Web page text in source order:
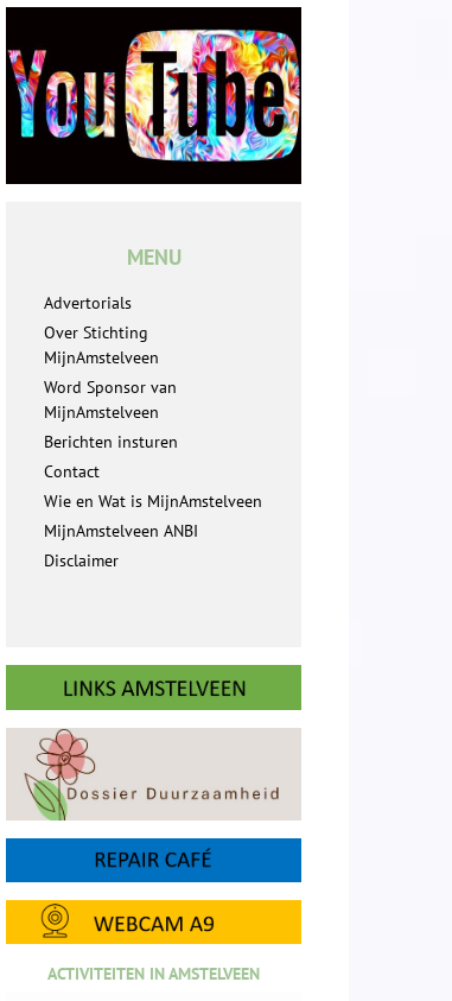
MENU
Advertorials
Over Stichting
MijnAmstelveen
Word Sponsor van
MijnAmstelveen
Berichten insturen
Contact
Wie en Wat is MijnAmstelveen
MijnAmstelveen ANBI
Disclaimer
ACTIVITEITEN IN AMSTELVEEN